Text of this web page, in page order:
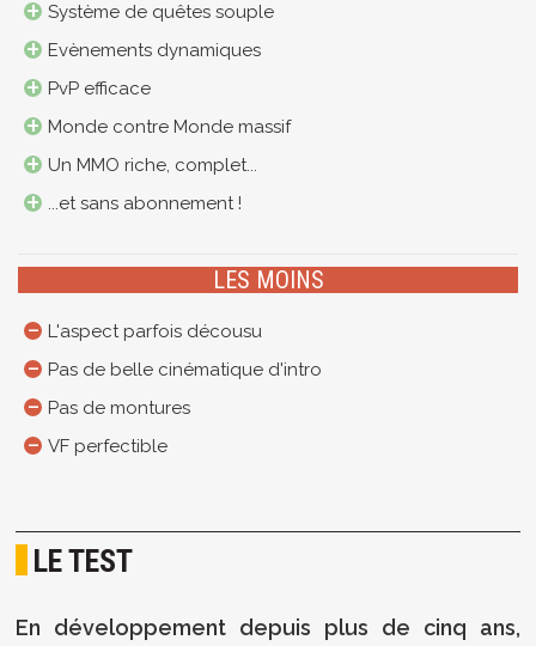
Système de quêtes souple
Evènements dynamiques
PvP efficace
Monde contre Monde massif
Un MMO riche, complet...
...et sans abonnement !
LES MOINS
L'aspect parfois décousu
Pas de belle cinématique d'intro
Pas de montures
VF perfectible
LE TEST
En développement depuis plus de cinq ans,